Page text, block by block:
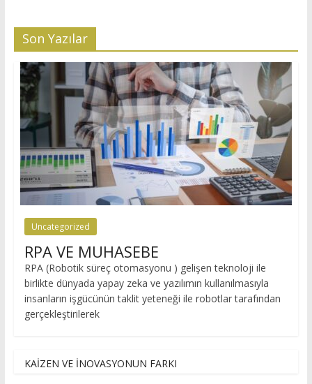
Son Yazılar
Uncategorized
RPA VE MUHASEBE
RPA (Robotik süreç otomasyonu ) gelişen teknoloji ile
birlikte dünyada yapay zeka ve yazılımın kullanılmasıyla
insanların işgücünün taklit yeteneği ile robotlar tarafından
gerçekleştirilerek
KAİZEN VE İNOVASYONUN FARKI